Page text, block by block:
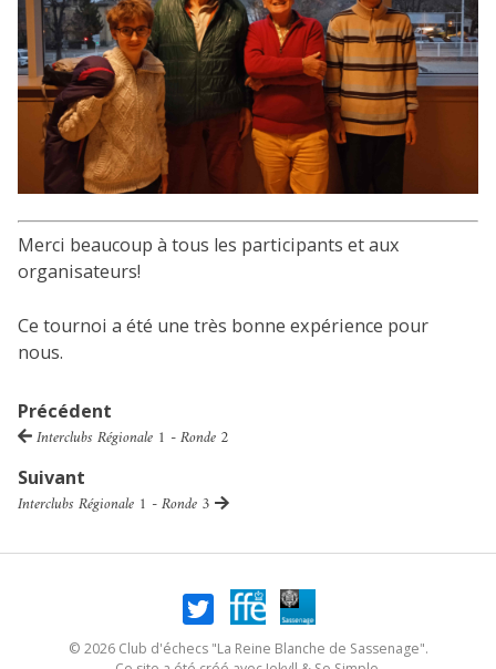
Merci beaucoup à tous les participants et aux
organisateurs!
Ce tournoi a été une très bonne expérience pour
nous.
Précédent
Interclubs Régionale 1 - Ronde 2
Suivant
Interclubs Régionale 1 - Ronde 3
© 2026 Club d'échecs "La Reine Blanche de Sassenage".